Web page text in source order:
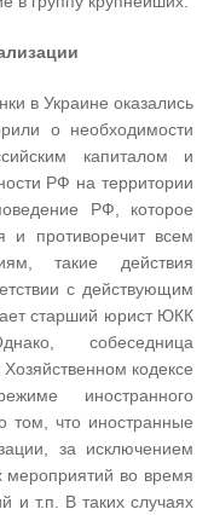
в Украине оказались
о необходимости
капиталом и
РФ на территории
РФ, которое
и противоречит всем
такие действия
с действующим
старший юрист ЮКК
собеседница
кодексе
иностранного
том, что иностранные
за исключением
мероприятий во время
и т.п. В таких случаях